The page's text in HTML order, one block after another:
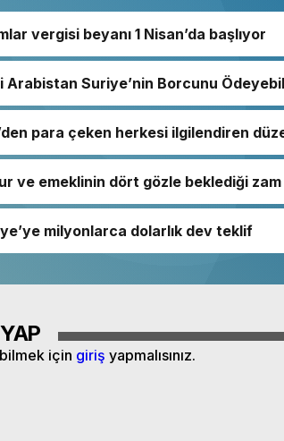
vergisi beyanı 1 Nisan’da başlıyor
Arabistan Suriye’nin Borcunu
para çeken herkesi ilgilendiren
ve emeklinin dört gözle beklediği zam
milyonlarca dolarlık dev teklif
için giriş yapmalısınız.